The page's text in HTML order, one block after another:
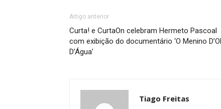
Artigo anterior
Curta! e CurtaOn celebram Hermeto Pascoal
com exibição do documentário ‘O Menino
D’Água’
Tiago Freitas